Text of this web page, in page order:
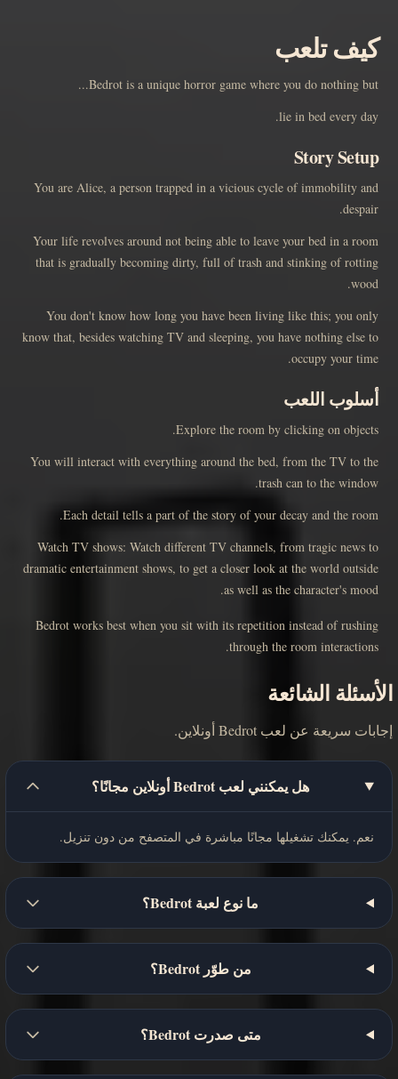
كيف تلعب
Bedrot is a unique horror game where you do nothing but...
lie in bed every day.
Story Setup
You are Alice, a person trapped in a vicious cycle of immobility and
despair.
Your life revolves around not being able to leave your bed in a room
that is gradually becoming dirty, full of trash and stinking of rotting
wood.
You don't know how long you have been living like this; you only
know that, besides watching TV and sleeping, you have nothing else to
occupy your time.
أسلوب اللعب
Explore the room by clicking on objects.
You will interact with everything around the bed, from the TV to the
trash can to the window.
Each detail tells a part of the story of your decay and the room.
Watch TV shows: Watch different TV channels, from tragic news to
dramatic entertainment shows, to get a closer look at the world outside
as well as the character's mood.
Bedrot works best when you sit with its repetition instead of rushing
through the room interactions.
الأسئلة الشائعة
إجابات سريعة عن لعب Bedrot أونلاين.
هل يمكنني لعب Bedrot أونلاين مجانًا؟
نعم. يمكنك تشغيلها مجانًا مباشرة في المتصفح من دون تنزيل.
ما نوع لعبة Bedrot؟
من طوّر Bedrot؟
متى صدرت Bedrot؟